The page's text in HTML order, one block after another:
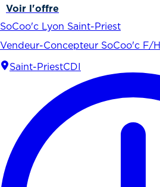
Voir l'offre
SoCoo'c Lyon Saint-Priest
Vendeur-Concepteur SoCoo'c F/H
Saint-PriestCDI